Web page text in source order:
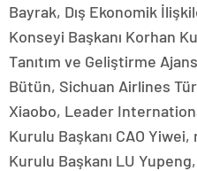
Bayrak, Dış Ekonomik
Konseyi Başkanı Korhan
Tanıtım ve Geliştirme
Bütün, Sichuan Airlines
Xiaobo, Leader
Kurulu Başkanı CAO
Kurulu Başkanı LU